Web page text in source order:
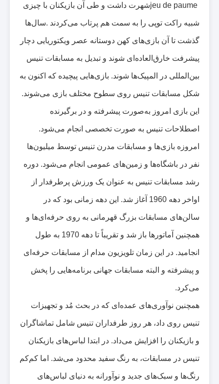
jeu de paumeشهرت داشت و طی آن بازیکنان با چیزی
شبیه راکت توپی را به سمت هم پرتاب می‌کردند .سال‌ها
گذشت تا آن بازی‌های کهن دوستانه عصر ویکتوریایی دچار
پیشرفت خارق‌العاده‌ای شوند و تبدیل به مسابقات تنیس
بین‌المللی در المپیک‌ها شوند. بازی‌هایی پیچیده که اکنون به
شکل مسابقات تنیس روی سطوح مختلف بازی می‌شوند.
این بازی امروز به‌صورت پیشرفته و در برگیرنده
اصطلاحات تنیس به صورت تخصصی انجام می‌شود.
امروزه بازی‌ها و مسابقات مدرن تنیس توسط میلیون‌ها
نفر در باشگاه‌ها و زمین‌های عمومی انجام می‌شود. دوره
رشد مسابقات تنیس به عنوان یک ورزش پرطرفدار از
اواخر دهه 1960 آغاز شد. این دهه زمانی بود که در
سالن‌های مسابقات بزرگ قهرمانی به روی حرفه‌ای‌ها و
همچنین آماتورها باز شد و تقریباً تا دهه 1970 به طول
انجامید. در این زمان تلویزیون مدام از مسابقات حرفه‌ای
و پیشرفته و البته مسابقات جهانی برنامه‌هایی را پخش
می‌کرد.
همچنین نوآوری‌های عمده‌ای که در بحث مُد و تجهیزات
تنیس روی داد، هر روز طرفداران تنیس شامل تماشاگران
و بازیکنان را افزایش می‌داد. در ابتدا لباس‌های بازیکنان
تنیس در مسابقات، به رنگ سفید محدود می‌شد. اما کم‌کم
رنگ‌ها و سبک‌های جدید و نوآورانه به دنیای لباس‌های